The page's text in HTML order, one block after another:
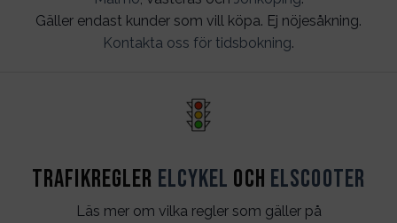
Gäller endast kunder som vill köpa. Ej nöjesåkning.
Kontakta oss för tidsbokning.
Trafikregler Elcykel och Elscooter
Läs mer om vilka regler som gäller på